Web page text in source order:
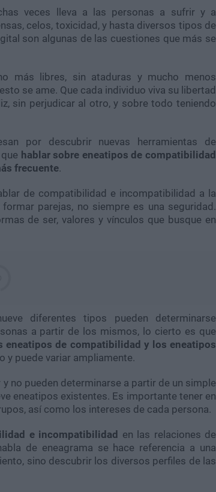
veces lleva a las personas a sufrir y a
celos, toxicidad, y hasta diversos tipos de
son algunas de las cuestiones que más se
más libres, sin ataduras y mucho menos
se ame. Que cada individuo viva su libertad
sin perjudicar al otro, y sobre todo teniendo
por descubrir nuevas herramientas de
hablar sobre eneatipos de compatibilidad
frecuente.
de compatibilidad e incompatibilidad a la
parejas, no siempre es una seguridad.
de ser, valores y vínculos que busque en
diferentes tipos pueden determinarse
a partir de los mismos, lo cierto es que
eneatipos de compatibilidad y los eneatipos
y puede variar ampliamente.
no pueden determinarse a partir de un simple
eneatipos existentes. Es importante tener en
así como los intereses de cada persona.
e incompatibilidad en las relaciones de
de eneagrama se hace referencia a una
sino descubrir los diversos perfiles de las